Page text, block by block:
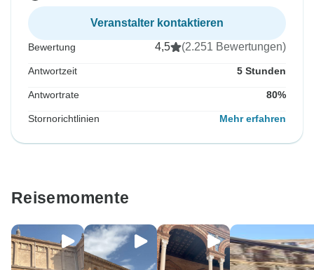
Veranstalter kontaktieren
Bewertung 4,5 (2.251 Bewertungen)
Antwortzeit 5 Stunden
Antwortrate 80%
Stornorichtlinien Mehr erfahren
Reisemomente